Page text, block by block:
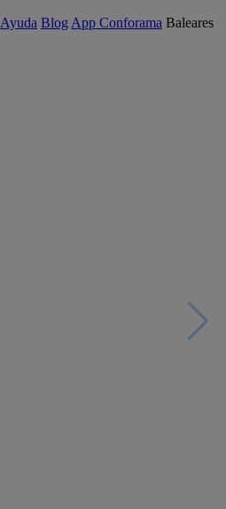
Ayuda Blog App Conforama Baleares